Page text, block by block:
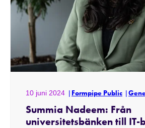
10 juni 2024 Formpipe Public
Summia Nadeem: Från
universitetsbänken till IT-